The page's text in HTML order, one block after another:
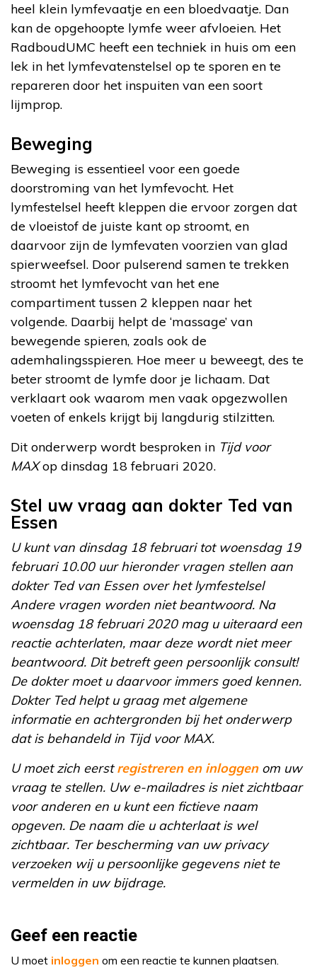
heel klein lymfevaatje en een bloedvaatje. Dan
kan de opgehoopte lymfe weer afvloeien. Het
RadboudUMC heeft een techniek in huis om een
lek in het lymfevatenstelsel op te sporen en te
repareren door het inspuiten van een soort
lijmprop.
Beweging
Beweging is essentieel voor een goede
doorstroming van het lymfevocht. Het
lymfestelsel heeft kleppen die ervoor zorgen dat
de vloeistof de juiste kant op stroomt, en
daarvoor zijn de lymfevaten voorzien van glad
spierweefsel. Door pulserend samen te trekken
stroomt het lymfevocht van het ene
compartiment tussen 2 kleppen naar het
volgende. Daarbij helpt de ‘massage’ van
bewegende spieren, zoals ook de
ademhalingsspieren. Hoe meer u beweegt, des te
beter stroomt de lymfe door je lichaam. Dat
verklaart ook waarom men vaak opgezwollen
voeten of enkels krijgt bij langdurig stilzitten.
Dit onderwerp wordt besproken in Tijd voor
MAXop dinsdag 18 februari 2020.
Stel uw vraag aan dokter Ted van
Essen
U kunt van dinsdag 18 februari tot woensdag 19
februari 10.00 uur hieronder vragen stellen aan
dokter Ted van Essen over het lymfestelsel
Andere vragen worden niet beantwoord. Na
woensdag 18 februari 2020 mag u uiteraard een
reactie achterlaten, maar deze wordt niet meer
beantwoord. Dit betreft geen persoonlijk consult!
De dokter moet u daarvoor immers goed kennen.
Dokter Ted helpt u graag met algemene
informatie en achtergronden bij het onderwerp
dat is behandeld in Tijd voor MAX.
U moet zich eerstregistreren en inloggenom uw
vraag te stellen. Uw e-mailadres is niet zichtbaar
voor anderen en u kunt een fictieve naam
opgeven. De naam die u achterlaat is wel
zichtbaar. Ter bescherming van uw privacy
verzoeken wij u persoonlijke gegevens niet te
vermelden in uw bijdrage.
Geef een reactie
U moet inloggen om een reactie te kunnen plaatsen.